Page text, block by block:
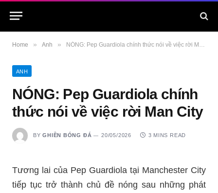
Home » Anh » NÓNG: Pep Guardiola chính thức nói về việc rời Man City
ANH
NÓNG: Pep Guardiola chính
thức nói về việc rời Man City
BY GHIỀN BÓNG ĐÁ 20/05/2026 3 MINS READ
Tương lai của Pep Guardiola tại Manchester City
tiếp tục trở thành chủ đề nóng sau những phát